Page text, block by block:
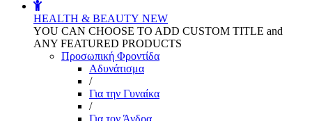
HEALTH & BEAUTY NEW
YOU CAN CHOOSE TO ADD CUSTOM TITLE and
ANY FEATURED PRODUCTS
Προσωπική Φροντίδα
Αδυνάτισμα
/
Για την Γυναίκα
/
Για τον Άνδρα